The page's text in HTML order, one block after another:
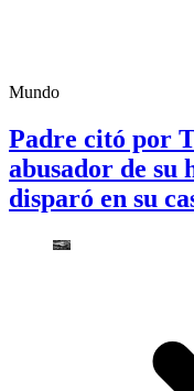
Mundo
Padre citó por
abusador de su
disparó en su